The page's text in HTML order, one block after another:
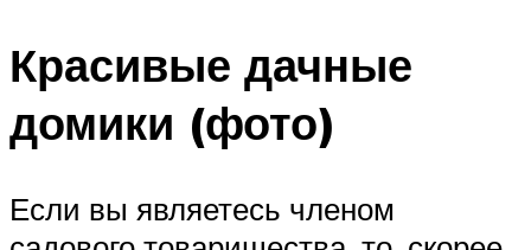
Красивые дачные
домики (фото)
Если вы являетесь членом